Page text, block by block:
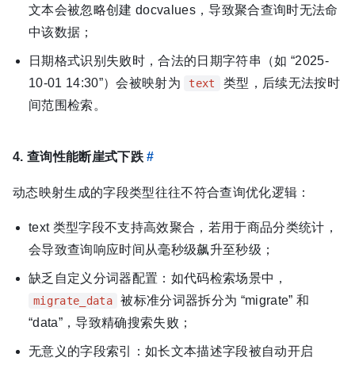
文本会被忽略创建 docvalues，导致聚合查询时无法命
中该数据；
日期格式识别失败时，合法的日期字符串（如 “2025-
10-01 14:30”）会被映射为
text
类型，后续无法按时
间范围检索。
4. 查询性能断崖式下跌#
动态映射生成的字段类型往往不符合查询优化逻辑：
text 类型字段不支持高效聚合，若用于商品分类统计，
会导致查询响应时间从毫秒级飙升至秒级；
缺乏自定义分词器配置：如代码检索场景中，
migrate_data
被标准分词器拆分为 “migrate” 和
“data”，导致精确搜索失败；
无意义的字段索引：如长文本描述字段被自动开启